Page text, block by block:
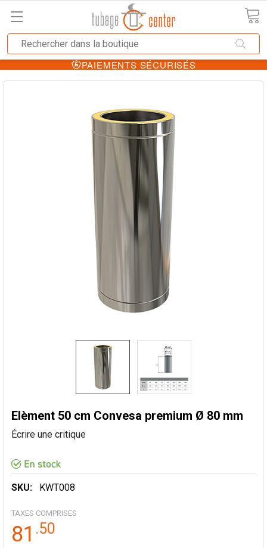
LES MEILLEURS PRIX
Elèment 50 cm Convesa premium Ø 80 mm
Écrire une critique
SKU: KWT008
TAXES COMPRISES
81 .50